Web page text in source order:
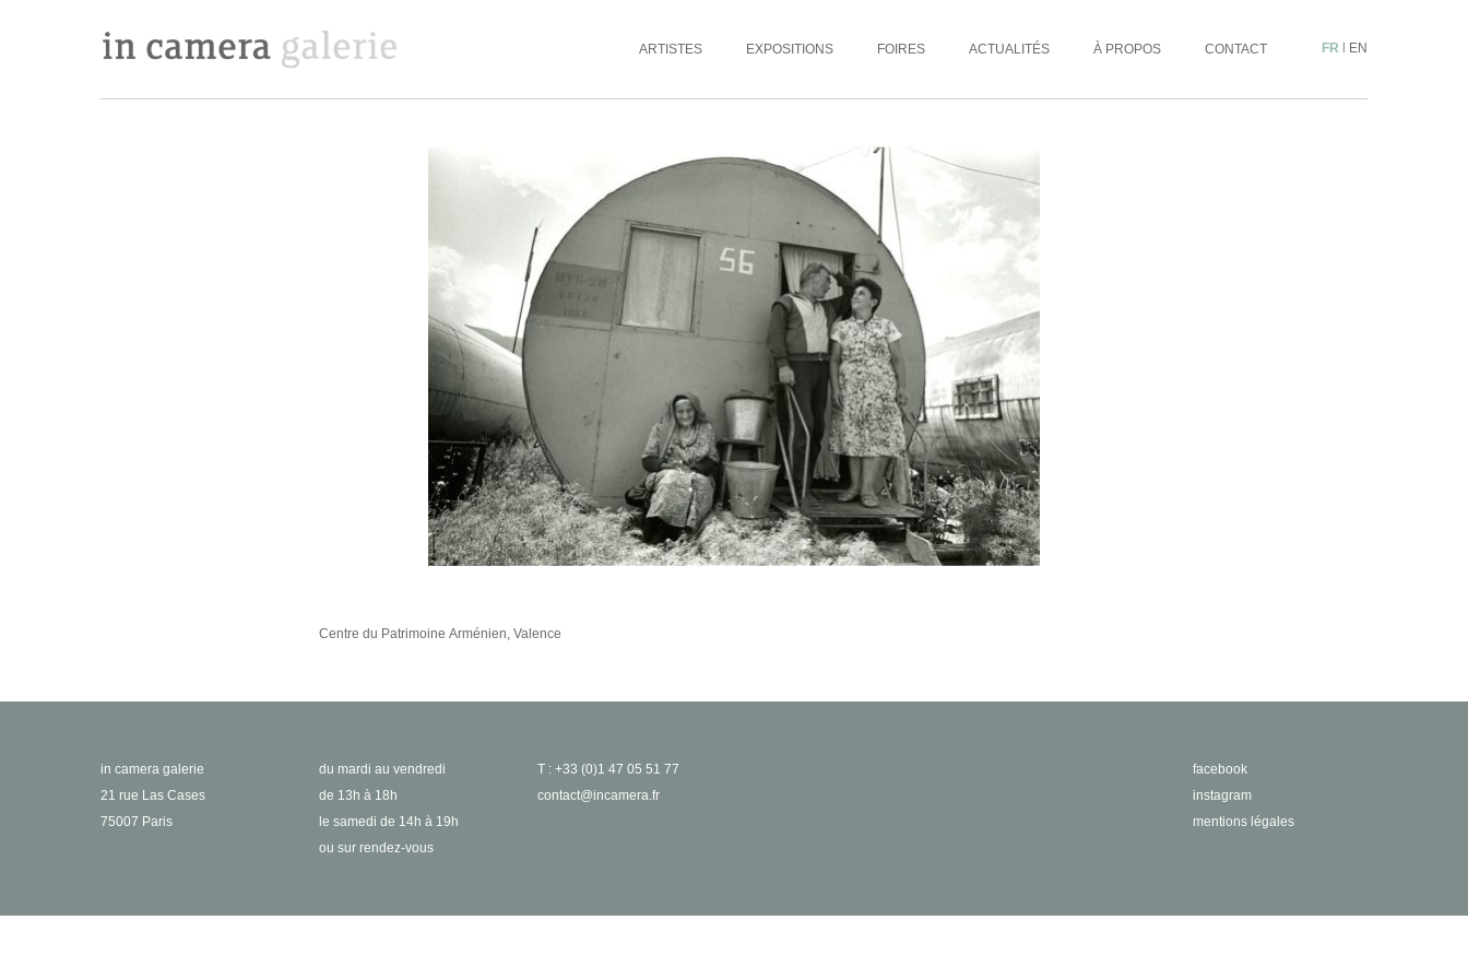
ARTISTES EXPOSITIONS FOIRES ACTUALITÉS À PROPOS CONTACT FR | EN
Centre du Patrimoine Arménien, Valence
in camera galerie
21 rue Las Cases
75007 Paris
du mardi au vendredi
de 13h à 18h
le samedi de 14h à 19h
ou sur rendez-vous
T : +33 (0)1 47 05 51 77
contact@incamera.fr
facebook
instagram
mentions légales